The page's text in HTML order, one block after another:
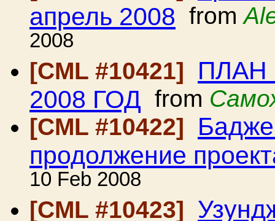
апрель 2008 from
2008
[CML #10421]
ПЛАН
2008 ГОД from
[CML #10422]
продолжение
10 Feb 2008
[CML #10423]